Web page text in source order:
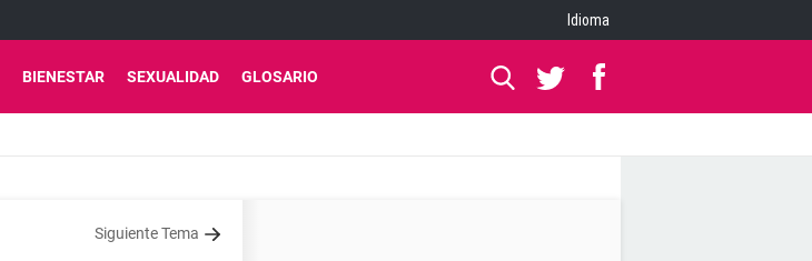
Idioma
BIENESTAR SEXUALIDAD GLOSARIO
Siguiente Tema